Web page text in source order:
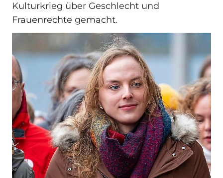
Kulturkrieg über Geschlecht und
Frauenrechte gemacht.